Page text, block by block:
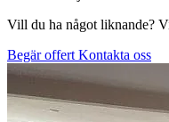
Vill du ha något liknande?
Begär offert Kontakta oss